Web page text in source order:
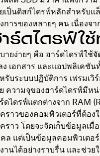
เป็นดิสก์ไดรฟ์หลักสำหรับแ
การของหลายๆ คน เนื่องจ
ร์ดไดรฟ์ใช้
ายง่ายๆ คือ ฮาร์ดไดรฟ์ใช้
ง เอกสาร และแอปพลิเคชั
รับระบบปฏิบัติการ เฟรมเวิ
ความจุของฮาร์ดไดรฟ์มีหน่
ดไดรฟ์แตกต่างจาก RAM
ราวของคอมพิวเตอร์ที่ต้อง
ราว โดยจะจัดเก็บข้อมูลเ
ล แต่เป็นข้อมูลคอมพิวเตอ
านได้อย่างราบรื่น และช่ว